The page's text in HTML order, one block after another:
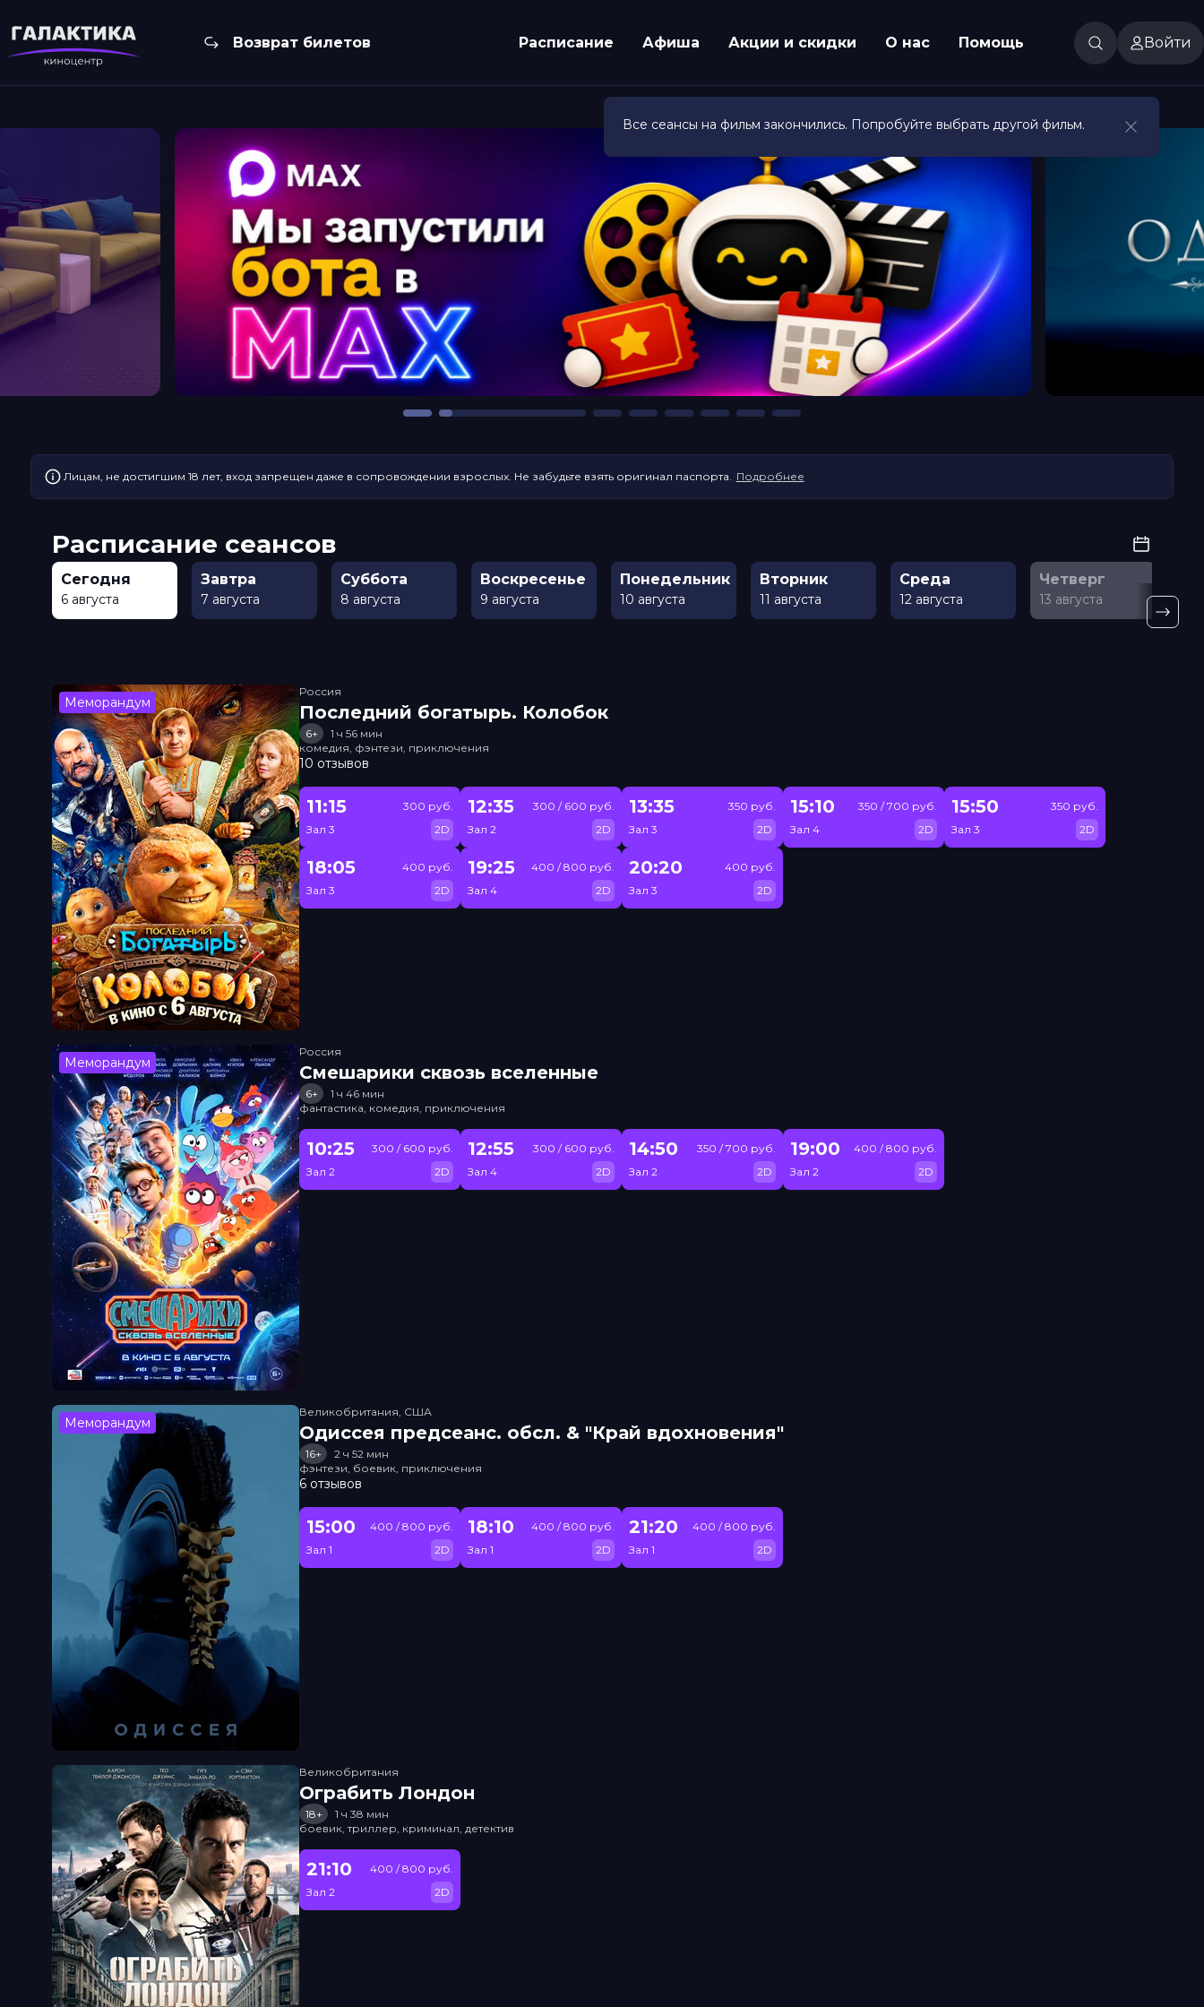
Возврат билетов Расписание Афиша Акции и скидки О нас Помощь Войти
Лицам, не достигшим 18 лет, вход запрещен даже в сопровождении взрослых. Не забудьте взять оригинал паспорта. Подробнее
Расписание сеансов
Сегодня
6 августа
Завтра
7 августа
Суббота
8 августа
Воскресенье
9 августа
Понедельник
10 августа
Вторник
11 августа
Среда
12 августа
Четверг
13 августа
Меморандум
Россия
Последний богатырь. Колобок
6+
1 ч 56 мин
комедия, фэнтези, приключения
10 отзывов
11:15
Зал 3
300 руб.
2D
12:35
Зал 2
300 / 600 руб.
2D
13:35
Зал 3
350 руб.
2D
15:10
Зал 4
350 / 700 руб.
2D
15:50
Зал 3
350 руб.
2D
18:05
Зал 3
400 руб.
2D
19:25
Зал 4
400 / 800 руб.
2D
20:20
Зал 3
400 руб.
2D
Меморандум
Россия
Смешарики сквозь вселенные
6+
1 ч 46 мин
фантастика, комедия, приключения
10:25
Зал 2
300 / 600 руб.
2D
12:55
Зал 4
300 / 600 руб.
2D
14:50
Зал 2
350 / 700 руб.
2D
19:00
Зал 2
400 / 800 руб.
2D
Меморандум
Великобритания, США
Одиссея прeдсeанc. обсл. & "Край вдохновения"
16+
2 ч 52 мин
фэнтези, боевик, приключения
6 отзывов
15:00
Зал 1
400 / 800 руб.
2D
18:10
Зал 1
400 / 800 руб.
2D
21:20
Зал 1
400 / 800 руб.
2D
Великобритания
Ограбить Лондон
18+
1 ч 38 мин
боевик, триллер, криминал, детектив
21:10
Зал 2
400 / 800 руб.
2D
Все сеансы на фильм закончились. Попробуйте выбрать другой фильм.